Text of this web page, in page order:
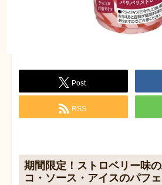
Post
RSS
期間限定！ストロベリー味
コ・ソース・アイスのパフ